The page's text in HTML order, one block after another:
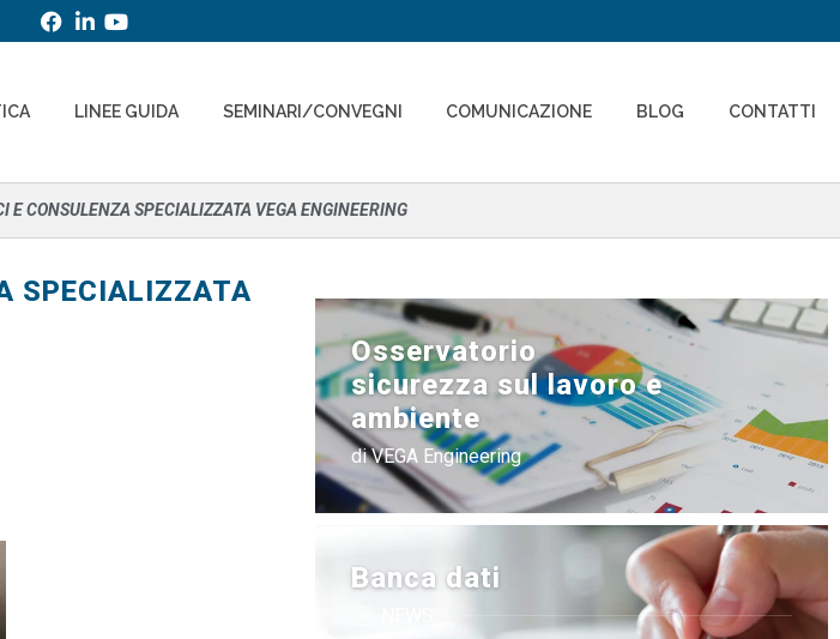
LINEE GUIDA SEMINARI/CONVEGNI COMUNICAZIONE BLOG CONTATTI
E CONSULENZA SPECIALIZZATA VEGA ENGINEERING
SPECIALIZZATA
Banca dati
Osservatorio
sicurezza sul lavoro e
ambiente
di VEGA Engineering